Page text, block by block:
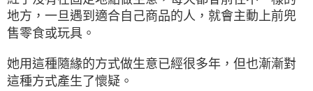
地方，一旦遇到適合自己商品的人，就會主動上前兜
售零食或玩具。
她用這種隨緣的方式做生意已經很多年，但也漸漸對
這種方式產生了懷疑。